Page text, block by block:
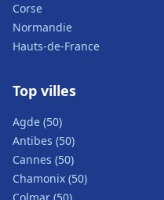
Corse
Normandie
Hauts-de-France
Top villes
Agde (50)
Antibes (50)
Cannes (50)
Chamonix (50)